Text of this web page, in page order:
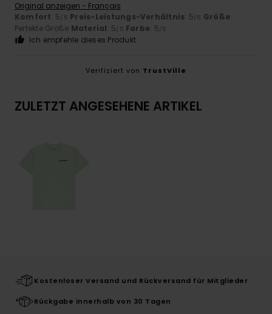
Original anzeigen - Français
Komfort: 5/5 Preis-Leistungs-Verhältnis: 5/5 Größe:
Perfekte Größe Material: 5/5 Farbe: 5/5
Ich empfehle dieses Produkt
Verifiziert von TrustVille
ZULETZT ANGESEHENE ARTIKEL
Kostenloser Versand und Rückversand für Mitglieder
Rückgabe innerhalb von 30 Tagen